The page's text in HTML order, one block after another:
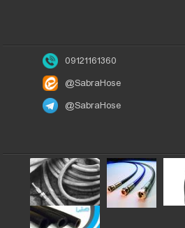
09121161360
@SabraHose
@SabraHose